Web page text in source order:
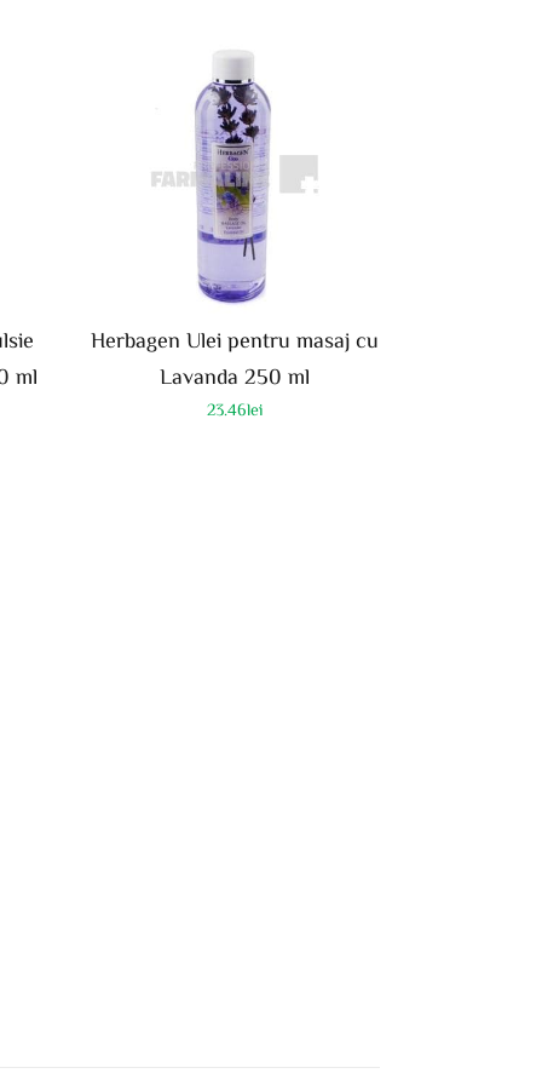
ml
Herbagen Ulei pentru masaj cu
Lavanda 250 ml
23.46lei